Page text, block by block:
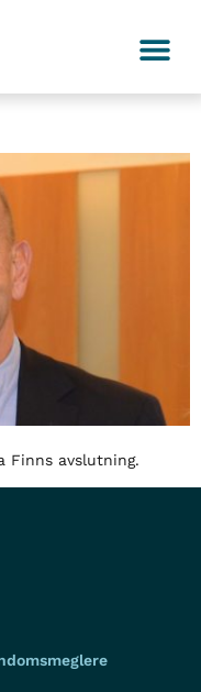
Finns avslutning.